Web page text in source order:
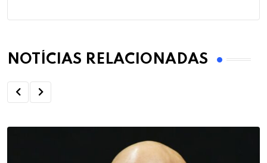
NOTÍCIAS RELACIONADAS